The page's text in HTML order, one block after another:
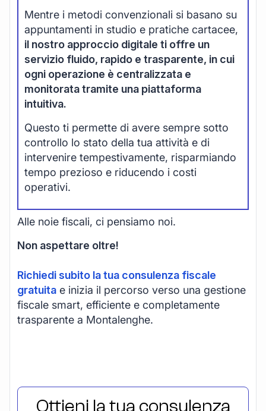
Mentre i metodi convenzionali si basano su
appuntamenti in studio e pratiche cartacee,
il nostro approccio digitale ti offre un
servizio fluido, rapido e trasparente, in cui
ogni operazione è centralizzata e
monitorata tramite una piattaforma
intuitiva.
Questo ti permette di avere sempre sotto
controllo lo stato della tua attività e di
intervenire tempestivamente, risparmiando
tempo prezioso e riducendo i costi
operativi.
Alle noie fiscali, ci pensiamo noi.
Non aspettare oltre!
Richiedi subito la tua consulenza fiscale
gratuita e inizia il percorso verso una gestione
fiscale smart, efficiente e completamente
trasparente a Montalenghe.
Ottieni la tua consulenza